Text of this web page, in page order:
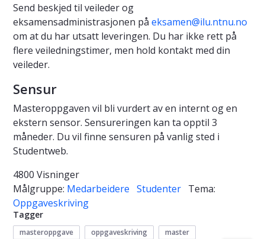
Send beskjed til veileder og
eksamensadministrasjonen på eksamen@ilu.ntnu.no
om at du har utsatt leveringen. Du har ikke rett på
flere veiledningstimer, men hold kontakt med din
veileder.
Sensur
Masteroppgaven vil bli vurdert av en internt og en
ekstern sensor. Sensureringen kan ta opptil 3
måneder. Du vil finne sensuren på vanlig sted i
Studentweb.
4800 Visninger
Målgruppe: Medarbeidere Studenter Tema:
Oppgaveskriving
Tagger
masteroppgave oppgaveskriving
master